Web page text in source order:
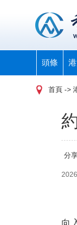
頭條
首頁 ->
分
向